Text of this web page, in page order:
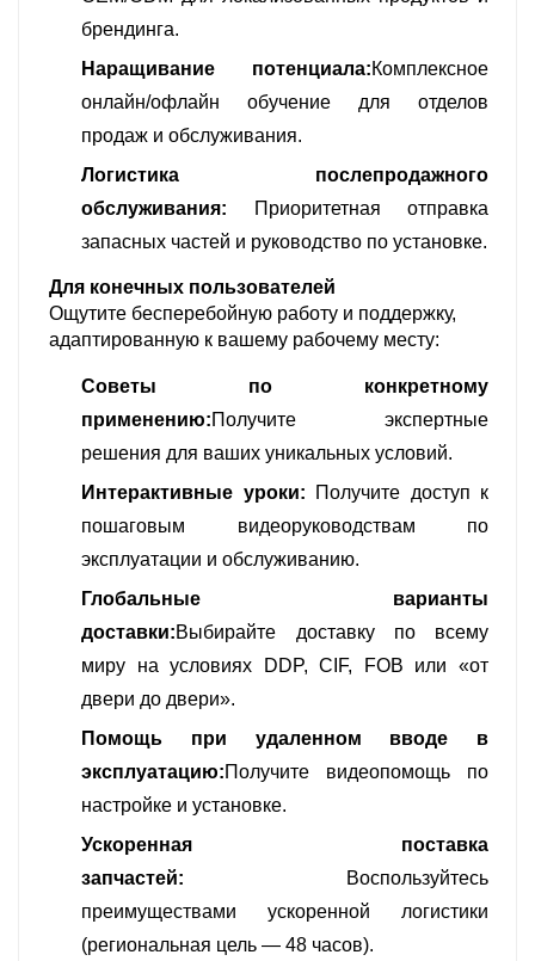
брендинга.
Наращивание потенциала:Комплексное
онлайн/офлайн обучение для отделов
продаж и обслуживания.
Логистика послепродажного
обслуживания: Приоритетная отправка
запасных частей и руководство по установке.
Для конечных пользователей
Ощутите бесперебойную работу и поддержку,
адаптированную к вашему рабочему месту:
Советы по конкретному
применению:Получите экспертные
решения для ваших уникальных условий.
Интерактивные уроки: Получите доступ к
пошаговым видеоруководствам по
эксплуатации и обслуживанию.
Глобальные варианты
доставки:Выбирайте доставку по всему
миру на условиях DDP, CIF, FOB или «от
двери до двери».
Помощь при удаленном вводе в
эксплуатацию:Получите видеопомощь по
настройке и установке.
Ускоренная поставка
запчастей: Воспользуйтесь
преимуществами ускоренной логистики
(региональная цель — 48 часов).